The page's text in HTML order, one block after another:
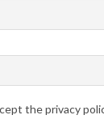
the privacy